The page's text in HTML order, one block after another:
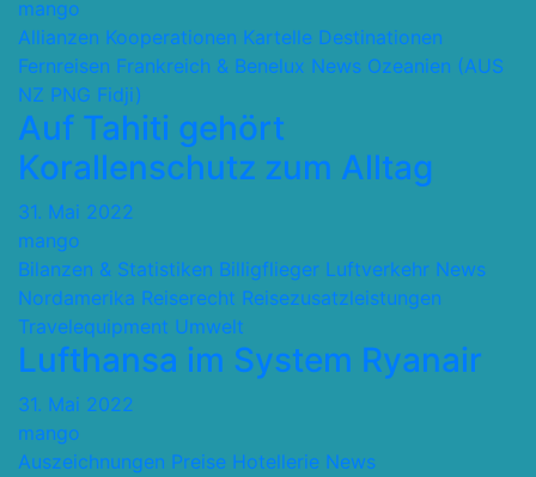
mango
Allianzen Kooperationen Kartelle Destinationen
Fernreisen Frankreich & Benelux News Ozeanien (AUS
NZ PNG Fidji)
Auf Tahiti gehört
Korallenschutz zum Alltag
31. Mai 2022
mango
Bilanzen & Statistiken Billigflieger Luftverkehr News
Nordamerika Reiserecht Reisezusatzleistungen
Travelequipment Umwelt
Lufthansa im System Ryanair
31. Mai 2022
mango
Auszeichnungen Preise Hotellerie News